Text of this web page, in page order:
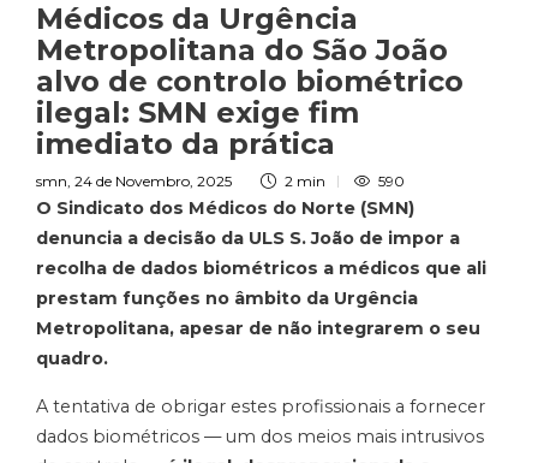
Médicos da Urgência
Metropolitana do São João
alvo de controlo biométrico
ilegal: SMN exige fim
imediato da prática
smn, 24 de Novembro, 2025 2 min 590
O Sindicato dos Médicos do Norte (SMN)
denuncia a decisão da ULS S. João de impor a
recolha de dados biométricos a médicos que ali
prestam funções no âmbito da Urgência
Metropolitana, apesar de não integrarem o seu
quadro.
A tentativa de obrigar estes profissionais a fornecer
dados biométricos — um dos meios mais intrusivos